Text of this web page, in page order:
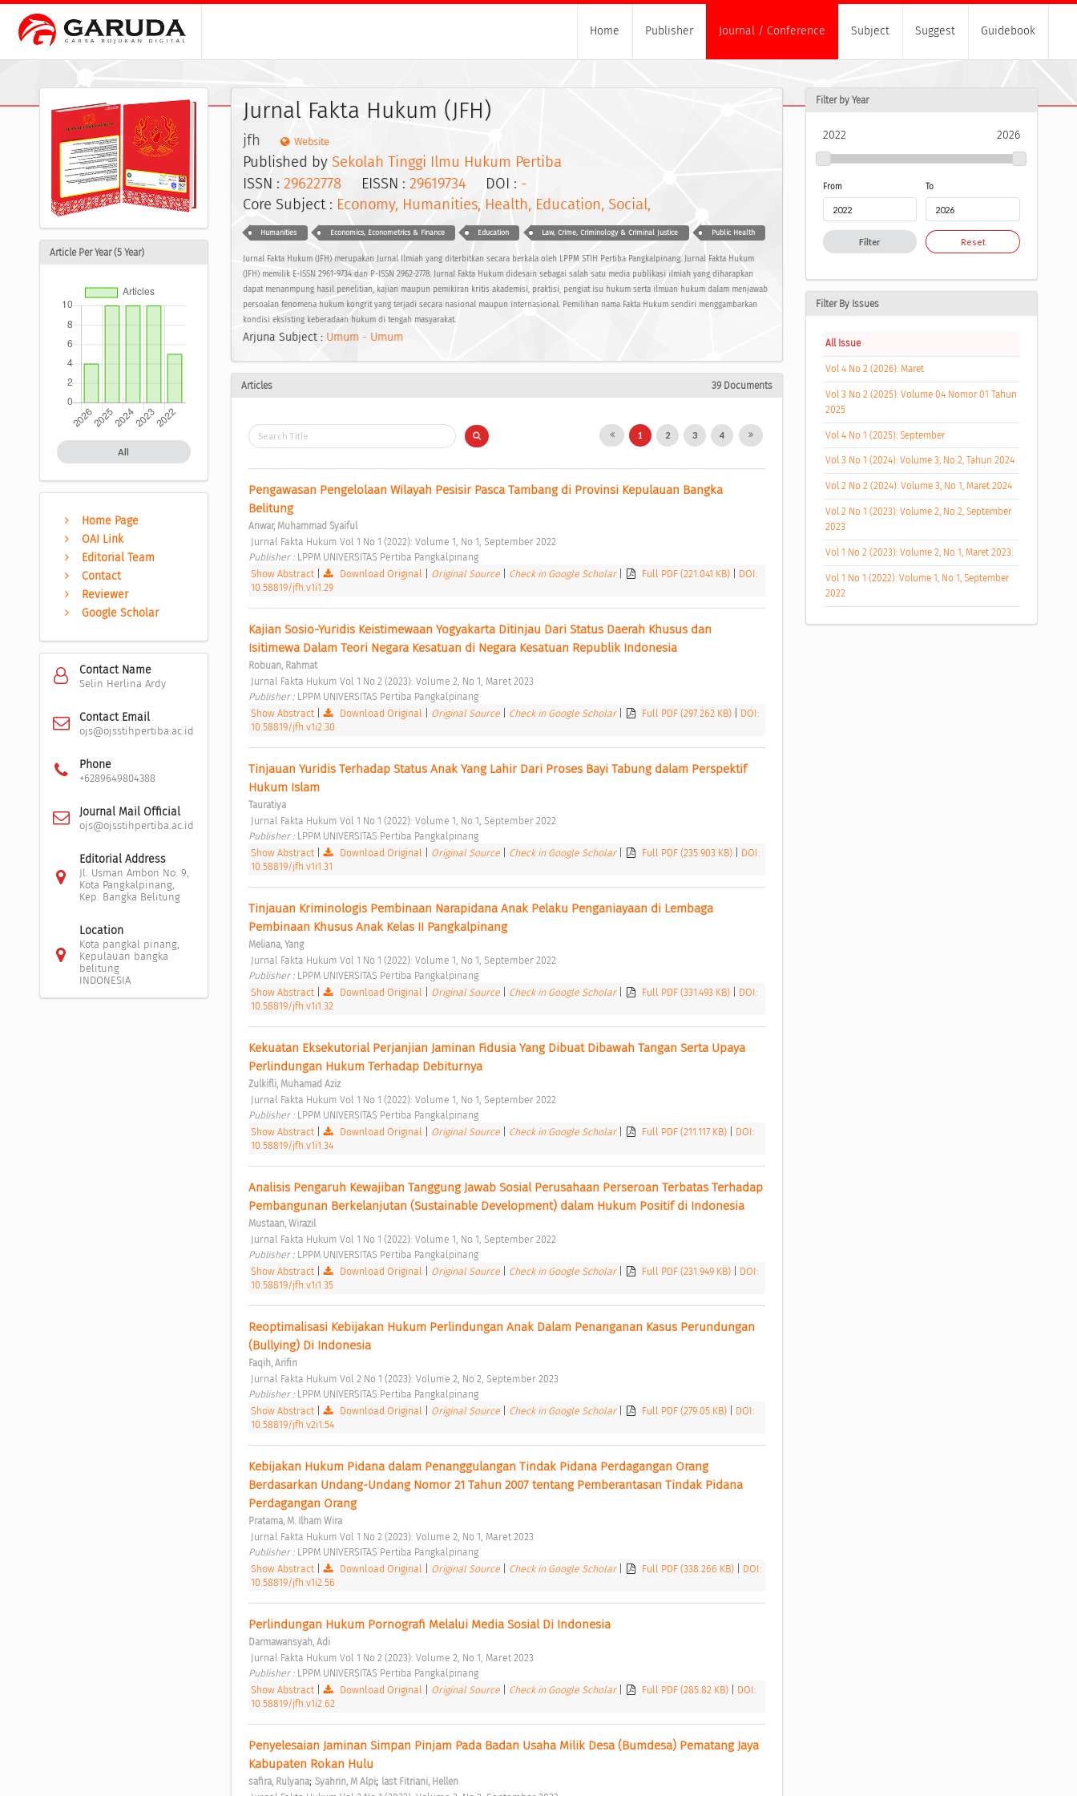
Home Publisher Journal / Conference Subject Suggest Guidebook
Article Per Year (5 Year)
All
Home Page
OAI Link
Editorial Team
Contact
Reviewer
Google Scholar
Contact Name
Selin Herlina Ardy
Contact Email
ojs@ojsstihpertiba.ac.id
Phone
+6289649804388
Journal Mail Official
ojs@ojsstihpertiba.ac.id
Editorial Address
Jl. Usman Ambon No. 9,
Kota Pangkalpinang,
Kep. Bangka Belitung
Location
Kota pangkal pinang,
Kepulauan bangka
belitung
INDONESIA
Jurnal Fakta Hukum (JFH)
jfh Website
Published by Sekolah Tinggi Ilmu Hukum Pertiba
ISSN : 29622778EISSN : 29619734DOI : -
Core Subject : Economy, Humanities, Health, Education, Social,
Humanities Economics, Econometrics & Finance Education Law, Crime, Criminology & Criminal Justice Public Health
Jurnal Fakta Hukum (JFH) merupakan Jurnal Ilmiah yang diterbitkan secara berkala oleh LPPM STIH Pertiba Pangkalpinang. Jurnal Fakta Hukum
(JFH) memilik E-ISSN 2961-9734 dan P-ISSN 2962-2778. Jurnal Fakta Hukum didesain sebagai salah satu media publikasi ilmiah yang diharapkan
dapat menanmpung hasil penelitian, kajian maupun pemikiran kritis akademisi, praktisi, pengiat isu hukum serta ilmuan hukum dalam menjawab
persoalan fenomena hukum kongrit yang terjadi secara nasional maupun internasional. Pemilihan nama Fakta Hukum sendiri menggambarkan
kondisi eksisting keberadaan hukum di tengah masyarakat.
Arjuna Subject : Umum - Umum
Articles 39 Documents
1 2 3 4
Pengawasan Pengelolaan Wilayah Pesisir Pasca Tambang di Provinsi Kepulauan Bangka
Belitung
Anwar, Muhammad Syaiful
Jurnal Fakta Hukum Vol 1 No 1 (2022): Volume 1, No 1, September 2022
Publisher : LPPM UNIVERSITAS Pertiba Pangkalpinang
Show Abstract| Download Original Original Source Check in Google Scholar Full PDF (221.041 KB)
DOI:
10.58819/jfh.v1i1.29
Kajian Sosio-Yuridis Keistimewaan Yogyakarta Ditinjau Dari Status Daerah Khusus dan
Isitimewa Dalam Teori Negara Kesatuan di Negara Kesatuan Republik Indonesia
Robuan, Rahmat
Jurnal Fakta Hukum Vol 1 No 2 (2023): Volume 2, No 1, Maret 2023
Publisher : LPPM UNIVERSITAS Pertiba Pangkalpinang
Show Abstract| Download Original Original Source Check in Google Scholar Full PDF (297.262 KB)
DOI:
10.58819/jfh.v1i2.30
Tinjauan Yuridis Terhadap Status Anak Yang Lahir Dari Proses Bayi Tabung dalam Perspektif
Hukum Islam
Tauratiya
Jurnal Fakta Hukum Vol 1 No 1 (2022): Volume 1, No 1, September 2022
Publisher : LPPM UNIVERSITAS Pertiba Pangkalpinang
Show Abstract| Download Original Original Source Check in Google Scholar Full PDF (235.903 KB)
DOI:
10.58819/jfh.v1i1.31
Tinjauan Kriminologis Pembinaan Narapidana Anak Pelaku Penganiayaan di Lembaga
Pembinaan Khusus Anak Kelas II Pangkalpinang
Meliana, Yang
Jurnal Fakta Hukum Vol 1 No 1 (2022): Volume 1, No 1, September 2022
Publisher : LPPM UNIVERSITAS Pertiba Pangkalpinang
Show Abstract| Download Original Original Source Check in Google Scholar Full PDF (331.493 KB)
DOI:
10.58819/jfh.v1i1.32
Kekuatan Eksekutorial Perjanjian Jaminan Fidusia Yang Dibuat Dibawah Tangan Serta Upaya
Perlindungan Hukum Terhadap Debiturnya
Zulkifli, Muhamad Aziz
Jurnal Fakta Hukum Vol 1 No 1 (2022): Volume 1, No 1, September 2022
Publisher : LPPM UNIVERSITAS Pertiba Pangkalpinang
Show Abstract| Download Original Original Source Check in Google Scholar Full PDF (211.117 KB)
DOI:
10.58819/jfh.v1i1.34
Analisis Pengaruh Kewajiban Tanggung Jawab Sosial Perusahaan Perseroan Terbatas Terhadap
Pembangunan Berkelanjutan (Sustainable Development) dalam Hukum Positif di Indonesia
Mustaan, Wirazil
Jurnal Fakta Hukum Vol 1 No 1 (2022): Volume 1, No 1, September 2022
Publisher : LPPM UNIVERSITAS Pertiba Pangkalpinang
Show Abstract| Download Original Original Source Check in Google Scholar Full PDF (231.949 KB)
DOI:
10.58819/jfh.v1i1.35
Reoptimalisasi Kebijakan Hukum Perlindungan Anak Dalam Penanganan Kasus Perundungan
(Bullying) Di Indonesia
Faqih, Arifin
Jurnal Fakta Hukum Vol 2 No 1 (2023): Volume 2, No 2, September 2023
Publisher : LPPM UNIVERSITAS Pertiba Pangkalpinang
Show Abstract| Download Original Original Source Check in Google Scholar Full PDF (279.05 KB)
DOI:
10.58819/jfh.v2i1.54
Kebijakan Hukum Pidana dalam Penanggulangan Tindak Pidana Perdagangan Orang
Berdasarkan Undang-Undang Nomor 21 Tahun 2007 tentang Pemberantasan Tindak Pidana
Perdagangan Orang
Pratama, M. Ilham Wira
Jurnal Fakta Hukum Vol 1 No 2 (2023): Volume 2, No 1, Maret 2023
Publisher : LPPM UNIVERSITAS Pertiba Pangkalpinang
Show Abstract| Download Original Original Source Check in Google Scholar Full PDF (338.266 KB)
DOI:
10.58819/jfh.v1i2.56
Perlindungan Hukum Pornografi Melalui Media Sosial Di Indonesia
Darmawansyah, Adi
Jurnal Fakta Hukum Vol 1 No 2 (2023): Volume 2, No 1, Maret 2023
Publisher : LPPM UNIVERSITAS Pertiba Pangkalpinang
Show Abstract| Download Original Original Source Check in Google Scholar Full PDF (285.82 KB)
DOI:
10.58819/jfh.v1i2.62
Penyelesaian Jaminan Simpan Pinjam Pada Badan Usaha Milik Desa (Bumdesa) Pematang Jaya
Kabupaten Rokan Hulu
safira, Rulyana; Syahrin, M Alpi; last Fitriani, Hellen
Filter by Year
2022 2026
From To
Filter Reset
Filter By Issues
All Issue
Vol 4 No 2 (2026): Maret
Vol 3 No 2 (2025): Volume 04 Nomor 01 Tahun
2025
Vol 4 No 1 (2025): September
Vol 3 No 1 (2024): Volume 3, No 2, Tahun 2024
Vol 2 No 2 (2024): Volume 3, No 1, Maret 2024
Vol 2 No 1 (2023): Volume 2, No 2, September
2023
Vol 1 No 2 (2023): Volume 2, No 1, Maret 2023
Vol 1 No 1 (2022): Volume 1, No 1, September
2022